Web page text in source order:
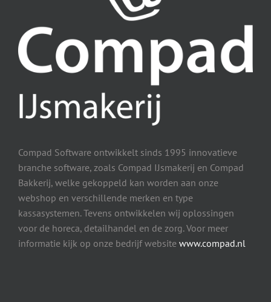
Compad Software ontwikkelt sinds 1995 innovatieve
branche software, zoals Compad IJsmakerij en Compad
Bakkerij, welke gekoppeld kan worden aan onze
webshop en verschillende merken en type
kassasystemen. Tevens ontwikkelen wij oplossingen
voor de horeca, detailhandel en de zorg. Voor meer
informatie kijk op onze bedrijf website www.compad.nl